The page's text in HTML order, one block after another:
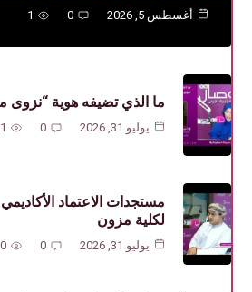
أغسطس 5, 2026 0
1
ما الذي تضيفه هوية “نزوى
يوليو 31, 2026 0
مستجدات الاعتماد
لكلية مزون
يوليو 31, 2026 0